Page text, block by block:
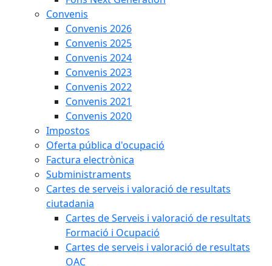
Convenis
Convenis 2026
Convenis 2025
Convenis 2024
Convenis 2023
Convenis 2022
Convenis 2021
Convenis 2020
Impostos
Oferta pública d'ocupació
Factura electrònica
Subministraments
Cartes de serveis i valoració de resultats
ciutadania
Cartes de Serveis i valoració de resultats
Formació i Ocupació
Cartes de serveis i valoració de resultats
OAC